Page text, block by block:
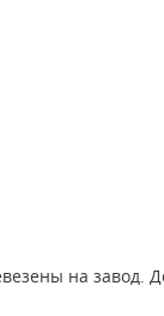
на завод.